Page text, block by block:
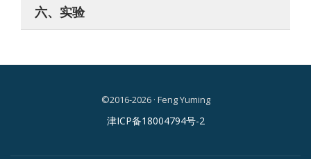
六、实验
©2016-2026 · Feng Yuming
津ICP备18004794号-2